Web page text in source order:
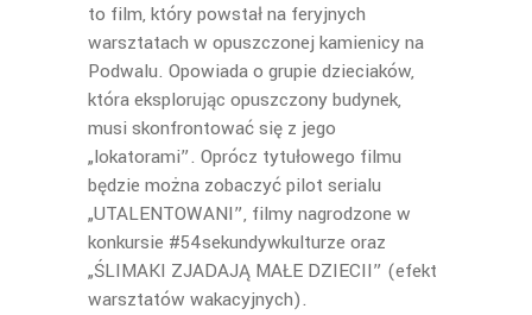
to film, który powstał na feryjnych
warsztatach w opuszczonej kamienicy na
Podwalu. Opowiada o grupie dzieciaków,
która eksplorując opuszczony budynek,
musi skonfrontować się z jego
„lokatorami”. Oprócz tytułowego filmu
będzie można zobaczyć pilot serialu
„UTALENTOWANI”, filmy nagrodzone w
konkursie #54sekundywkulturze oraz
„ŚLIMAKI ZJADAJĄ MAŁE DZIECII” (efekt
warsztatów wakacyjnych).